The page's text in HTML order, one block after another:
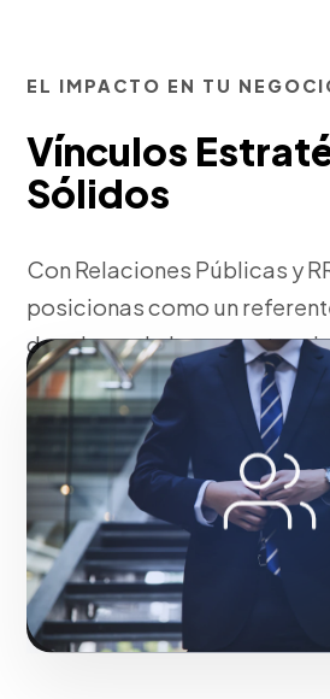
EL IMPACTO EN TU
Vínculos
Sólidos
Con Relaciones Públicas y
posicionas como un
desplazando la
tácticas corporativas
Fase 1:Investigación de
requerimientos.
Solicitar servicio